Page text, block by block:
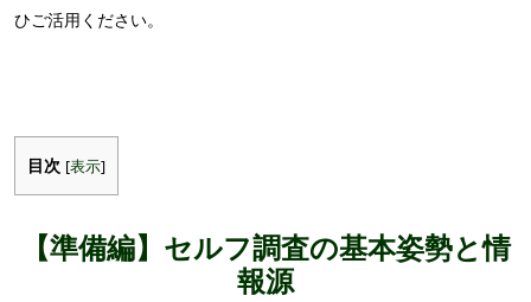
ひご活用ください。
目次 [表示]
【準備編】セルフ調査の基本姿勢と情
報源